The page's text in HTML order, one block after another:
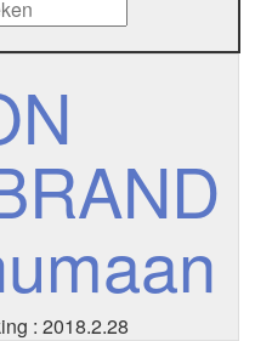
: 2018.2.28